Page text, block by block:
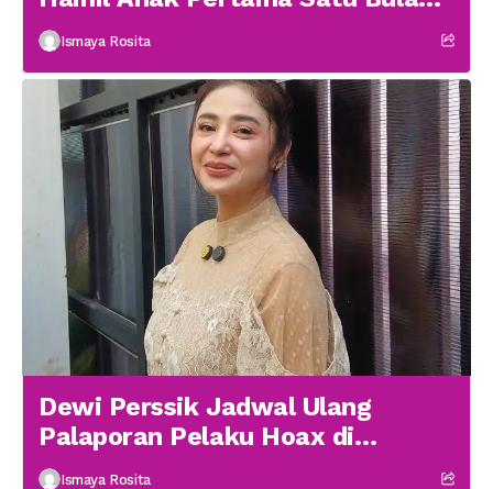
menikah
Ismaya Rosita
Dewi Perssik Jadwal Ulang
Palaporan Pelaku Hoax di
Medsos
Ismaya Rosita